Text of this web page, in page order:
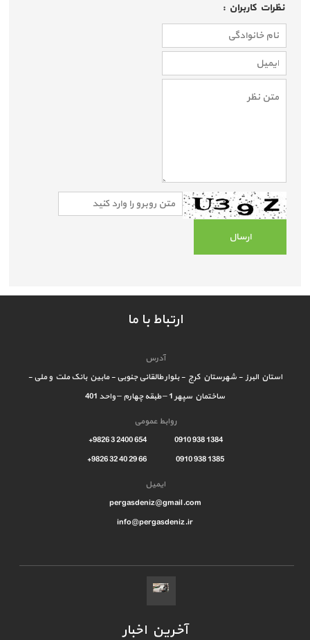
نظرات كاربران :
ارتباط با ما
آدرس
استان البرز - شهرستان کرج - بلوار طالقانی جنوبی - مابین بانک ملت و ملی -
ساختمان سپهر 1 – طبقه چهارم – واحد 401
روابط عمومی
1384 938 0910 654 2400 3 9826+
1385 938 0910 66 29 40 32 9826+
ایمیل
pergasdeniz@gmail.com
info@pergasdeniz.ir
آخرین اخبار